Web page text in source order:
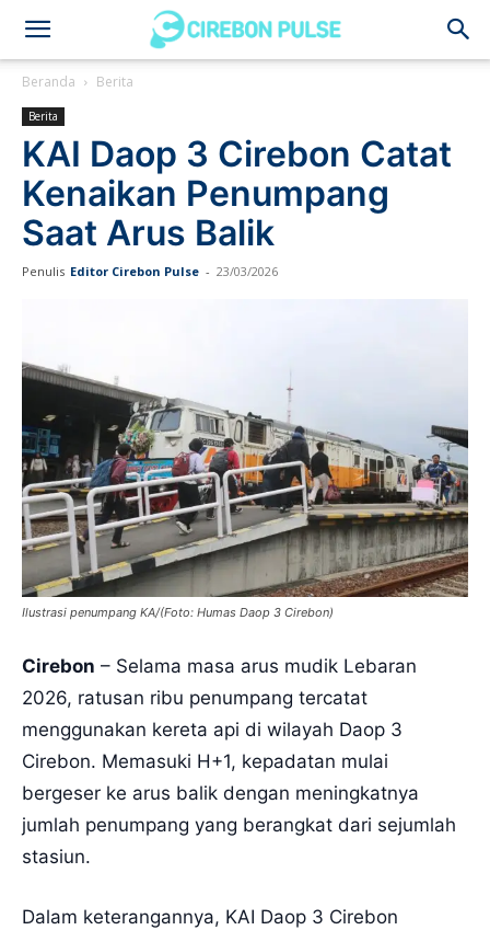
Cirebon
Pulse
Beranda Berita
Berita
KAI Daop 3 Cirebon Catat
Kenaikan Penumpang
Saat Arus Balik
Penulis Editor Cirebon Pulse - 23/03/2026
Ilustrasi penumpang KA/(Foto: Humas Daop 3 Cirebon)
Cirebon – Selama masa arus mudik Lebaran
2026, ratusan ribu penumpang tercatat
menggunakan kereta api di wilayah Daop 3
Cirebon. Memasuki H+1, kepadatan mulai
bergeser ke arus balik dengan meningkatnya
jumlah penumpang yang berangkat dari sejumlah
stasiun.
Dalam keterangannya, KAI Daop 3 Cirebon